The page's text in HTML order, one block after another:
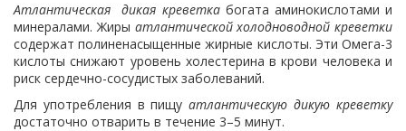
Атлантическая дикая креветкабогата аминокислотами и
минералами. Жиры атлантической холодноводной креветки
содержат полиненасыщенные жирные кислоты. Эти Омега-3
кислоты снижают уровень холестерина в крови человека и
риск сердечно-сосудистых заболеваний.
Для употребления в пищуатлантическую дикую креветку
достаточно отварить в течение 3–5 минут.